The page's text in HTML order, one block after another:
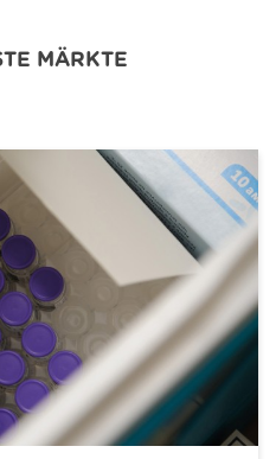
MÄRKTE